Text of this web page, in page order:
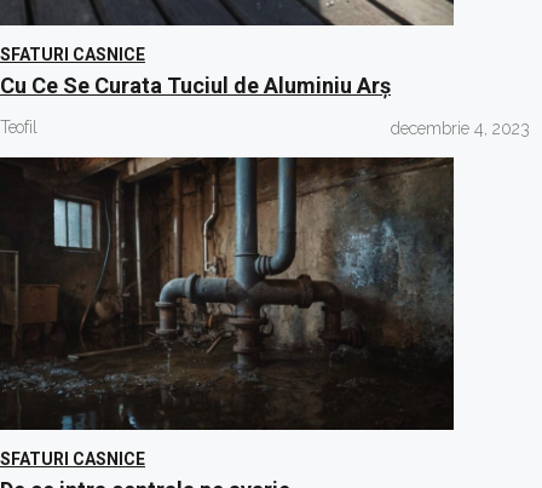
SFATURI CASNICE
Cu Ce Se Curata Tuciul de Aluminiu Arș
Teofil decembrie 4, 2023
SFATURI CASNICE